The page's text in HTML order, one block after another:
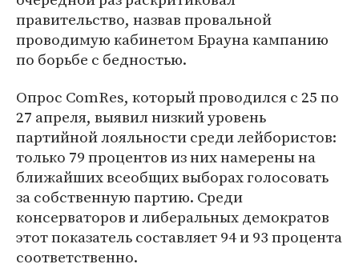
правительство, назвав провальной
проводимую кабинетом Брауна кампанию
по борьбе с бедностью.
Опрос ComRes, который проводился с 25 по
27 апреля, выявил низкий уровень
партийной лояльности среди лейбористов:
только 79 процентов из них намерены на
ближайших всеобщих выборах голосовать
за собственную партию. Среди
консерваторов и либеральных демократов
этот показатель составляет 94 и 93 процента
соответственно.